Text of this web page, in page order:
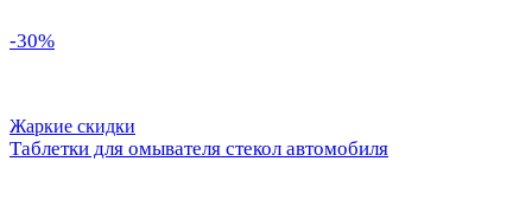
-30%
Жаркие скидки
Таблетки для омывателя стекол автомобиля